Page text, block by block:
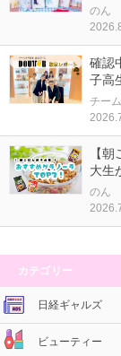
のん
確認
子高
チー
【
大生
のん
カテゴリー
日経ギャルズ
ビューティー